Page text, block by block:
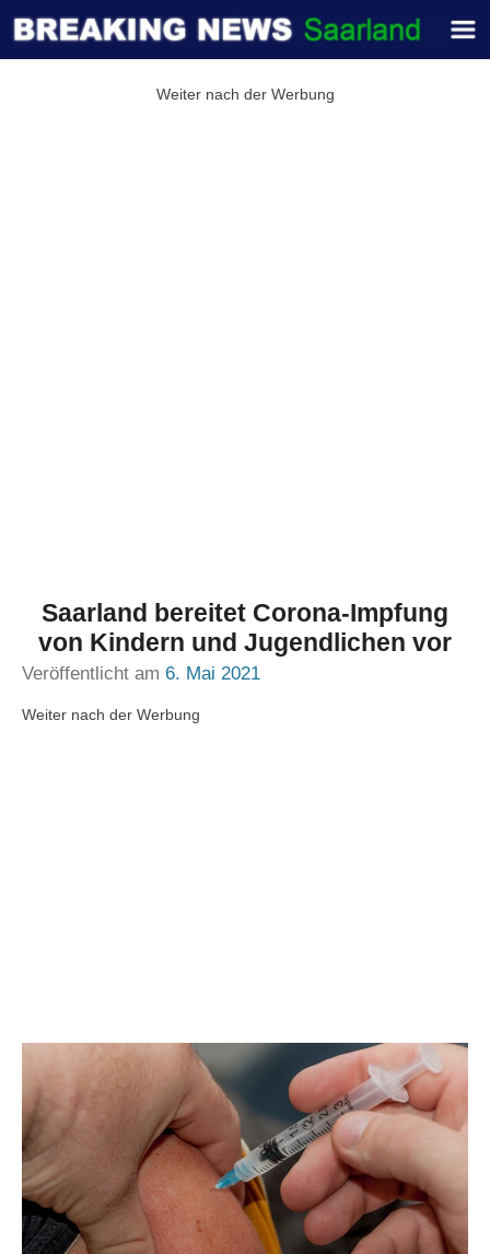
Weiter nach der Werbung
Saarland bereitet Corona-Impfung
von Kindern und Jugendlichen vor
Veröffentlicht am 6. Mai 2021
Weiter nach der Werbung